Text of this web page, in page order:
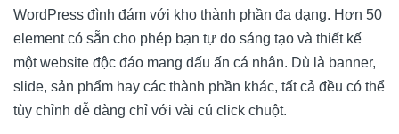
WordPress đình đám với kho thành phần đa dạng. Hơn 50
element có sẵn cho phép bạn tự do sáng tạo và thiết kế
một website độc đáo mang dấu ấn cá nhân. Dù là banner,
slide, sản phẩm hay các thành phần khác, tất cả đều có thể
tùy chỉnh dễ dàng chỉ với vài cú click chuột.